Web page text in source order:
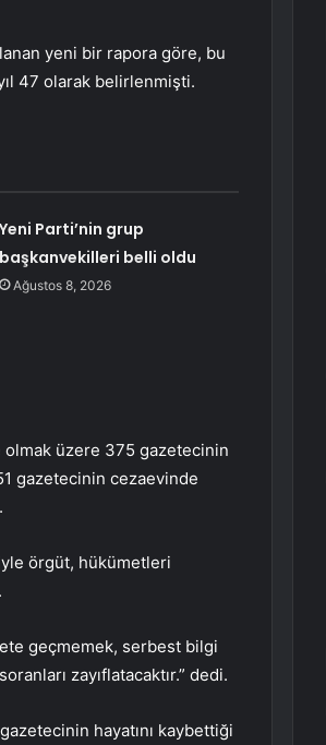
yeni bir rapora göre, bu
47 olarak belirlenmişti.
Yeni Parti’nin grup
başkanvekilleri belli oldu
Ağustos 8, 2026
olmak üzere 375 gazetecinin
gazetecinin cezaevinde
örgüt, hükümetleri
geçmemek, serbest bilgi
zayıflatacaktır.” dedi.
hayatını kaybettiği